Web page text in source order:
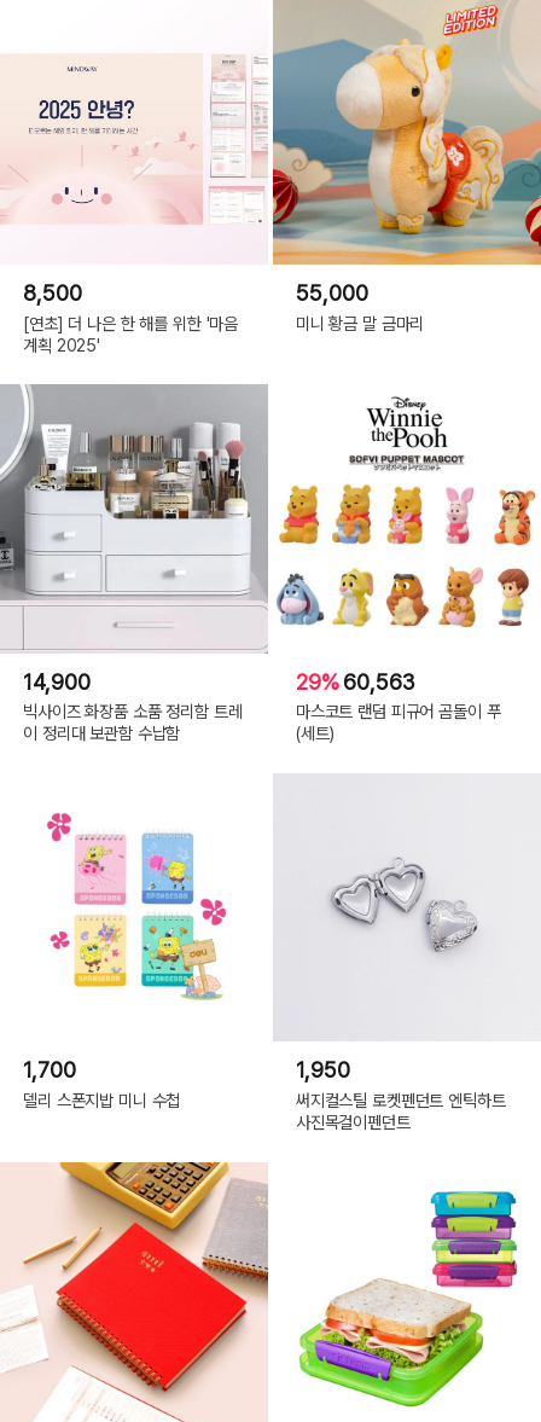
8,500
[연초] 더 나은 한 해를 위한 '마음
계획 2025'
55,000
미니 황금 말 금마리
14,900
빅사이즈 화장품 소품 정리함 트레
이 정리대 보관함 수납함
29%60,563
마스코트 랜덤 피규어 곰돌이 푸
(세트)
1,700
델리 스폰지밥 미니 수첩
1,950
써지컬스틸 로켓펜던트 엔틱하트
사진목걸이펜던트